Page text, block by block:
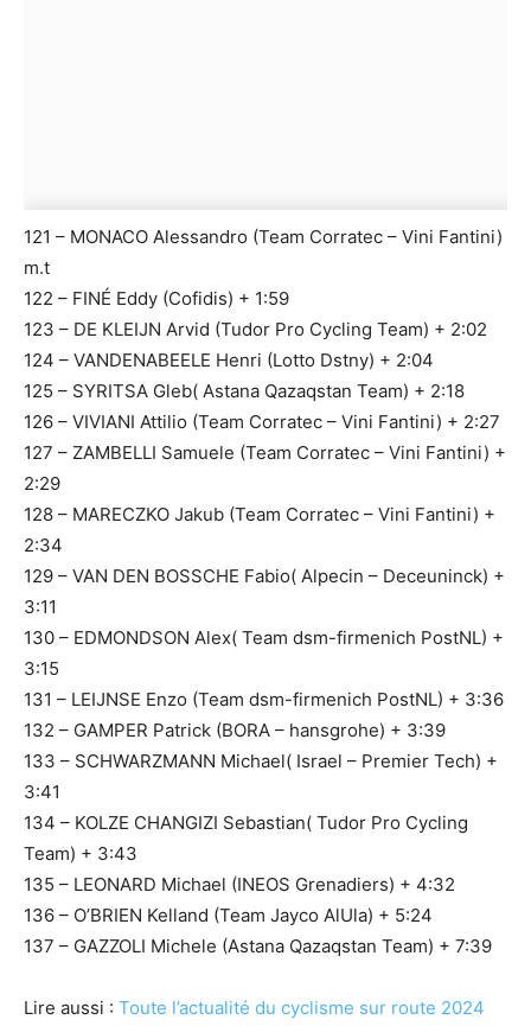
121 – MONACO Alessandro (Team Corratec – Vini Fantini)
m.t
122 – FINÉ Eddy (Cofidis) + 1:59
123 – DE KLEIJN Arvid (Tudor Pro Cycling Team) + 2:02
124 – VANDENABEELE Henri (Lotto Dstny) + 2:04
125 – SYRITSA Gleb( Astana Qazaqstan Team) + 2:18
126 – VIVIANI Attilio (Team Corratec – Vini Fantini) + 2:27
127 – ZAMBELLI Samuele (Team Corratec – Vini Fantini) +
2:29
128 – MARECZKO Jakub (Team Corratec – Vini Fantini) +
2:34
129 – VAN DEN BOSSCHE Fabio( Alpecin – Deceuninck) +
3:11
130 – EDMONDSON Alex( Team dsm-firmenich PostNL) +
3:15
131 – LEIJNSE Enzo (Team dsm-firmenich PostNL) + 3:36
132 – GAMPER Patrick (BORA – hansgrohe) + 3:39
133 – SCHWARZMANN Michael( Israel – Premier Tech) +
3:41
134 – KOLZE CHANGIZI Sebastian( Tudor Pro Cycling
Team) + 3:43
135 – LEONARD Michael (INEOS Grenadiers) + 4:32
136 – O’BRIEN Kelland (Team Jayco AlUla) + 5:24
137 – GAZZOLI Michele (Astana Qazaqstan Team) + 7:39
Lire aussi : Toute l’actualité du cyclisme sur route 2024